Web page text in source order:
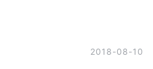
2018-08-10